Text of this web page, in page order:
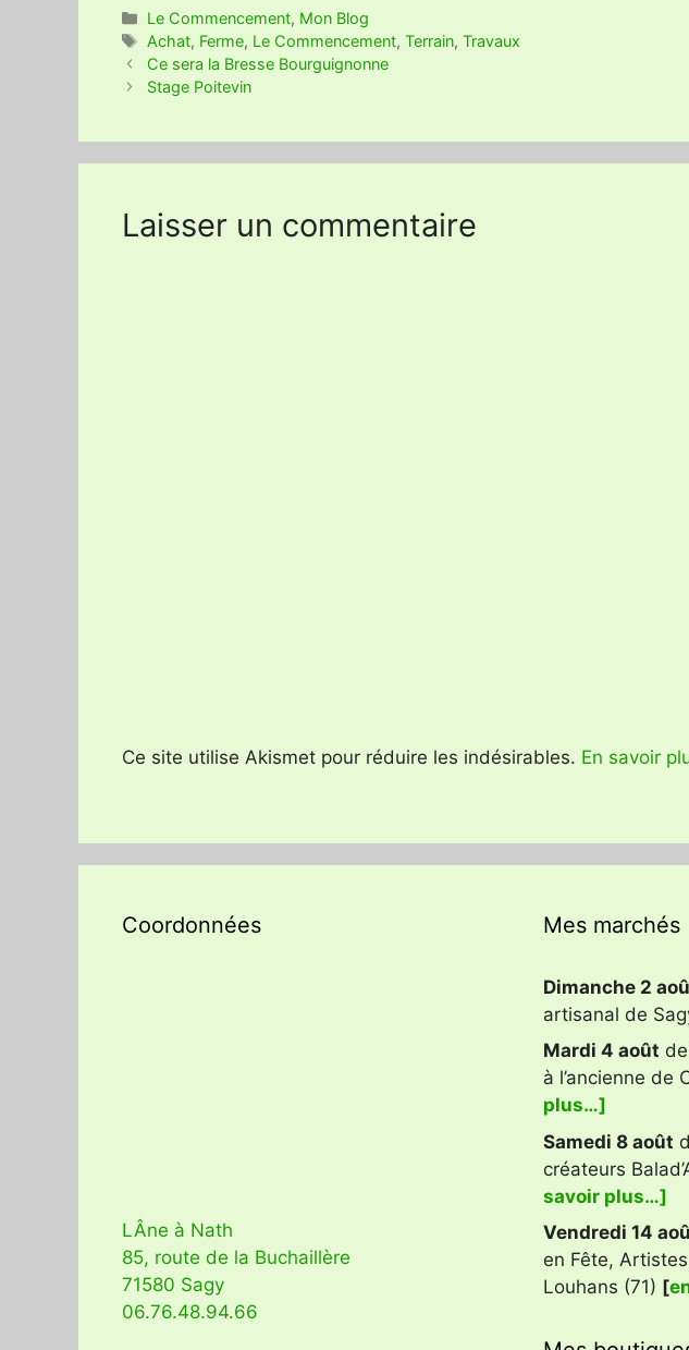
Catégories
Le Commencement, Mon Blog
Étiquettes
Achat, Ferme, Le Commencement,Terrain,Travaux
Ce sera la Bresse Bourguignonne
Stage Poitevin
Laisser un commentaire
Ce site utilise Akismet pour réduire les indésirables. En savoir
Coordonnées
LÂne à Nath
85, route de la Buchaillère
71580 Sagy
06.76.48.94.66
Mes marchés
Dimanche 2
artisanal de
Mardi 4 août
à l’ancienne de
plus…]
Samedi 8 août
créateurs
savoir plus…]
Vendredi 14
en Fête,
Louhans (71) [